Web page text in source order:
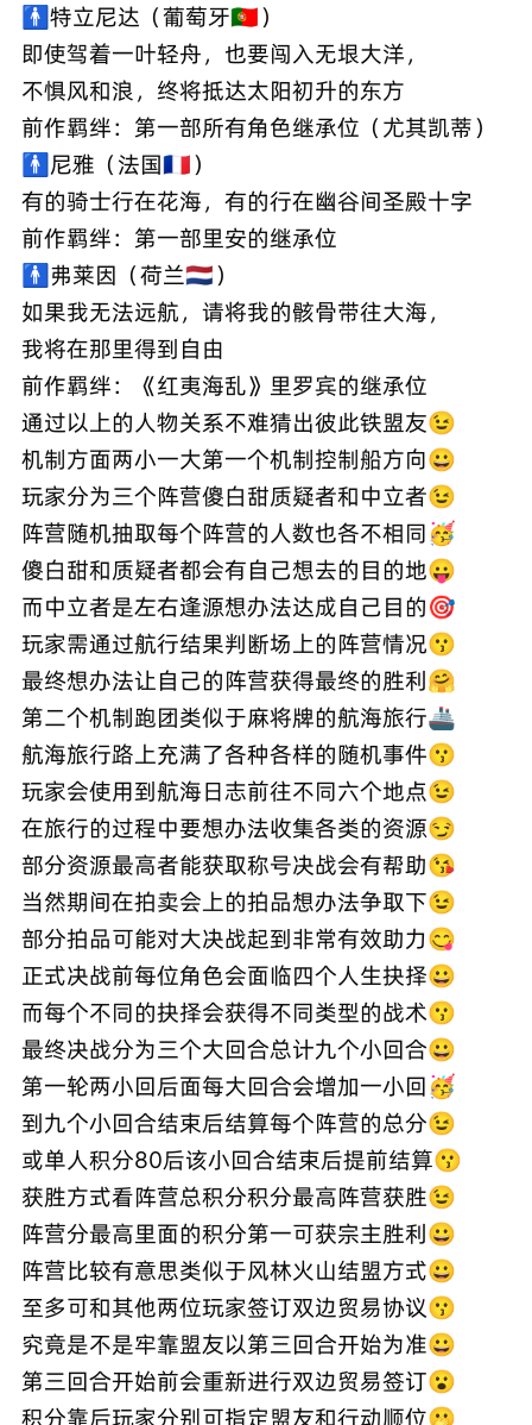
🚹特立尼达（葡萄牙🇵🇹）
即使驾着一叶轻舟，也要闯入无垠大洋，
不惧风和浪，终将抵达太阳初升的东方
前作羁绊：第一部所有角色继承位（尤其凯蒂）
🚹尼雅（法国🇫🇷）
有的骑士行在花海，有的行在幽谷间圣殿十字
前作羁绊：第一部里安的继承位
🚹弗莱因（荷兰🇳🇱）
如果我无法远航，请将我的骸骨带往大海，
我将在那里得到自由
前作羁绊：《红夷海乱》里罗宾的继承位
通过以上的人物关系不难猜出彼此铁盟友😉
机制方面两小一大第一个机制控制船方向😀
玩家分为三个阵营傻白甜质疑者和中立者😉
阵营随机抽取每个阵营的人数也各不相同🥳
傻白甜和质疑者都会有自己想去的目的地😛
而中立者是左右逢源想办法达成自己目的🎯
玩家需通过航行结果判断场上的阵营情况😗
最终想办法让自己的阵营获得最终的胜利🤗
第二个机制跑团类似于麻将牌的航海旅行🚢
航海旅行路上充满了各种各样的随机事件😗
玩家会使用到航海日志前往不同六个地点😉
在旅行的过程中要想办法收集各类的资源😏
部分资源最高者能获取称号决战会有帮助😘
当然期间在拍卖会上的拍品想办法争取下😉
部分拍品可能对大决战起到非常有效助力😋
正式决战前每位角色会面临四个人生抉择😀
而每个不同的抉择会获得不同类型的战术😗
最终决战分为三个大回合总计九个小回合😀
第一轮两小回后面每大回合会增加一小回🥳
到九个小回合结束后结算每个阵营的总分😉
或单人积分80后该小回合结束后提前结算😗
获胜方式看阵营总积分积分最高阵营获胜😉
阵营分最高里面的积分第一可获宗主胜利😀
阵营比较有意思类似于风林火山结盟方式😀
至多可和其他两位玩家签订双边贸易协议😗
究竟是不是牢靠盟友以第三回合开始为准😀
第三回合开始前会重新进行双边贸易签订😮
积分靠后玩家分别可指定盟友和行动顺位🫢